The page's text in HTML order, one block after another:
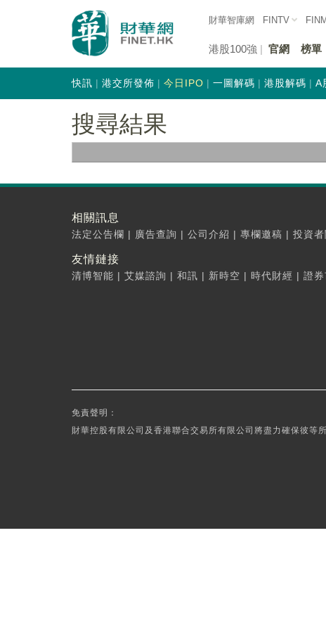
財華智庫網 FINTV
港股100強 官網 榜單
快訊 港交所發佈 今日IPO 一圖解碼 港股解碼 A
搜尋結果
相關訊息
法定公告欄 | 廣告查詢 | 公司介紹 | 專欄邀稿 | 投資
友情鏈接
清博智能 | 艾媒諮詢 | 和訊 | 新時空 | 時代財經 | 證券
免責聲明：
財華控股有限公司及香港聯合交易所有限公司將盡力確保彼等